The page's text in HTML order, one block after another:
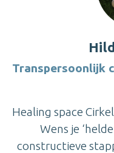
Transpersoonlijk
Healing space
Wens je
constructieve